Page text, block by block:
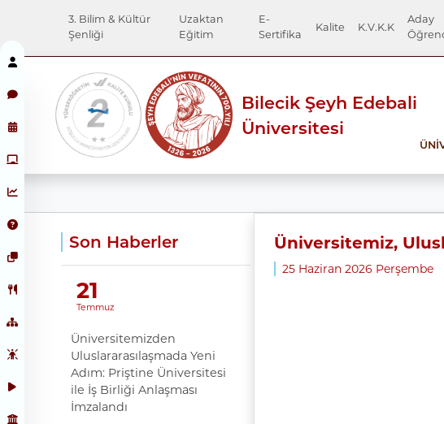
3. Bilim & Kültür
Şenliği
Uzaktan
Eğitim
E-
Sertifika
Kalite K.V.K.K
Aday
Bilecik Şeyh Edebali
Üniversitesi
Son Haberler
21
Temmuz
Üniversitemizden
Uluslararasılaşmada Yeni
Adım: Priştine Üniversitesi
ile İş Birliği Anlaşması
İmzalandı
Üniversitemiz,
25 Haziran 2026 Perşembe